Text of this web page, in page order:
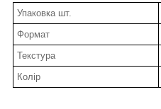
Упаковка шт.
Формат
Текстура
Колір